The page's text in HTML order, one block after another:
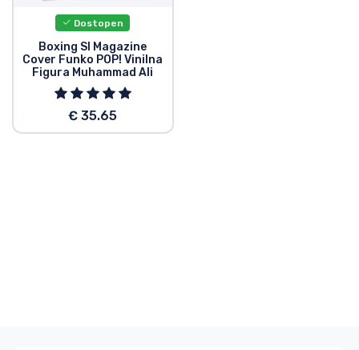
Dostopen
Boxing SI Magazine
Cover Funko POP! Vinilna
Figura Muhammad Ali
€ 35.65
Tv serijske izdelki
Filmske izdelki
Risani izdelki